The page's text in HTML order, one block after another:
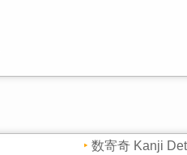
数寄奇 Kanji